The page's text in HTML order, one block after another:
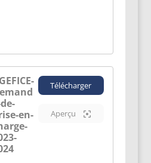
en-
Télécharger
Aperçu